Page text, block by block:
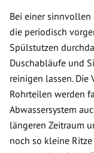
Bei einer sinnvollen
die periodisch
Spülstutzen
Duschabläufe und
reinigen lassen. Die
Rohrteilen werden
Abwassersystem
längeren Zeitraum
noch so kleine